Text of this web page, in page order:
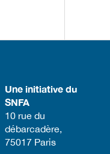
Une initiative du
SNFA
​10 rue du
débarcadère,
75017 Paris​